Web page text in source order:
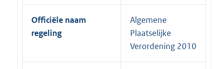
Officiële naam
regeling
Algemene
Plaatselijke
Verordening 2010